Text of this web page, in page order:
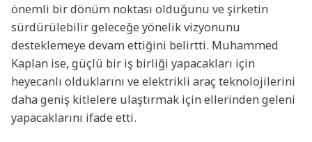
önemli bir dönüm noktası olduğunu ve şirketin
sürdürülebilir geleceğe yönelik vizyonunu
desteklemeye devam ettiğini belirtti. Muhammed
Kaplan ise, güçlü bir iş birliği yapacakları için
heyecanlı olduklarını ve elektrikli araç teknolojilerini
daha geniş kitlelere ulaştırmak için ellerinden geleni
yapacaklarını ifade etti.